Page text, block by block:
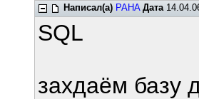
Написал(а) PAHA Дата
SQL
захдаём базу